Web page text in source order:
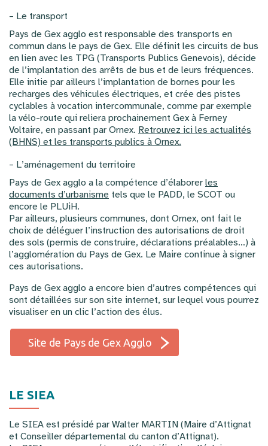
– Le transport
Pays de Gex agglo est responsable des transports en
commun dans le pays de Gex. Elle définit les circuits de bus
en lien avec les TPG (Transports Publics Genevois), décide
de l’implantation des arrêts de bus et de leurs fréquences.
Elle initie par ailleurs l’implantation de bornes pour les
recharges des véhicules électriques, et crée des pistes
cyclables à vocation intercommunale, comme par exemple
la vélo-route qui reliera prochainement Gex à Ferney
Voltaire, en passant par Ornex. Retrouvez ici les actualités
(BHNS) et les transports publics à Ornex.
– L’aménagement du territoire
Pays de Gex agglo a la compétence d’élaborer les
documents d’urbanisme tels que le PADD, le SCOT ou
encore le PLUiH.
Par ailleurs, plusieurs communes, dont Ornex, ont fait le
choix de déléguer l’instruction des autorisations de droit
des sols (permis de construire, déclarations préalables…) à
l’agglomération du Pays de Gex. Le Maire continue à signer
ces autorisations.
Pays de Gex agglo a encore bien d’autres compétences qui
sont détaillées sur son site internet, sur lequel vous pourrez
visualiser en un clic l’action des élus.
Site de Pays de Gex Agglo
LE SIEA
Le SIEA est présidé par Walter MARTIN (Maire d’Attignat
et Conseiller départemental du canton d’Attignat).